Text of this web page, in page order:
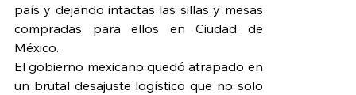
país y dejando intactas las sillas y mesas
compradas para ellos en Ciudad de
México.
El gobierno mexicano quedó atrapado en
un brutal desajuste logístico que no solo